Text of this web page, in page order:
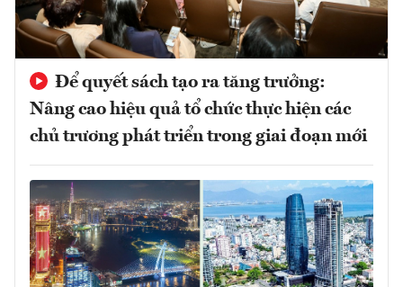
Để quyết sách tạo ra tăng trưởng:
Nâng cao hiệu quả tổ chức thực hiện các
chủ trương phát triển trong giai đoạn mới